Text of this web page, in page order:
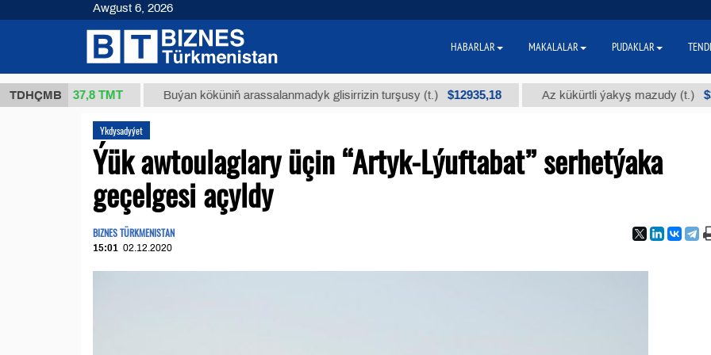
TDHÇMB
37,8 ТМТ Buýan köküniň arassalanmadyk glisirrizin turşusy (t.) $12935,18 Az kükürtli ýakyş mazudy (t.) $300
Ykdysadyýet
Ýük awtoulaglary üçin “Artyk-Lýuftabat” serhetýaka
geçelgesi açyldy
BIZNES TÜRKMENISTAN
15:01 02.12.2020
Awgust 6, 2026
HABARLAR MAKALALAR PUDAKLAR